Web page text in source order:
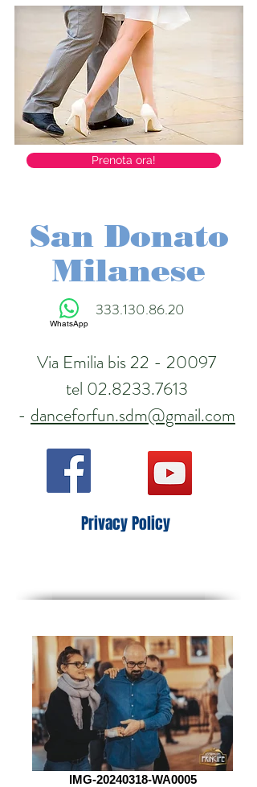
Prenota ora!
San Donato
Milanese
WhatsApp
333.130.86.20
Via Emilia bis22 - 20097
tel 02.8233.7613
- danceforfun.sdm@gmail.com
Privacy Policy
IMG-20240318-WA0005